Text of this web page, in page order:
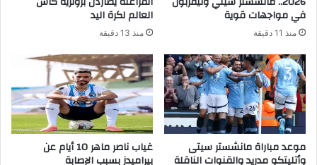
في مواجهات قوية
منذ 11 دقيقة
العالم لكرة اليد
منذ 13 دقيقة
موعد مباراة مانشستر سيتى
وأتليتكو مدريد والقنوات الناقلة
غياب ناصر ماهر 10 أيام عن
بيراميدز بسبب الإصابة